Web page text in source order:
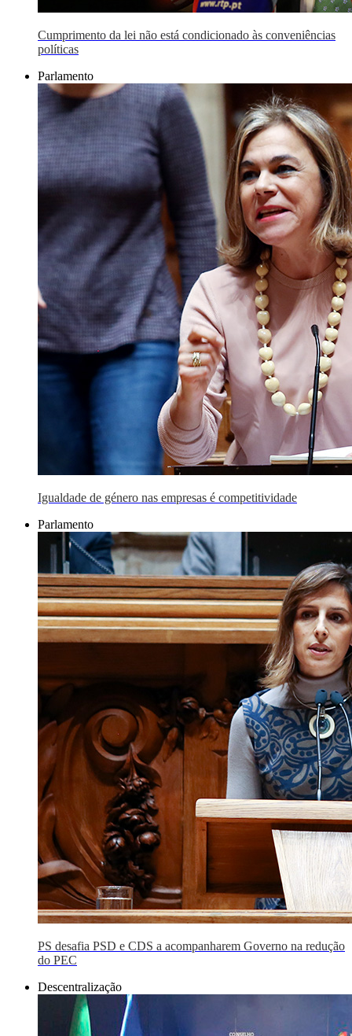
Cumprimento da lei não está condicionado às conveniências
políticas
Parlamento
Igualdade de género nas empresas é competitividade
Parlamento
PS desafia PSD e CDS a acompanharem Governo na redução
do PEC
Descentralização